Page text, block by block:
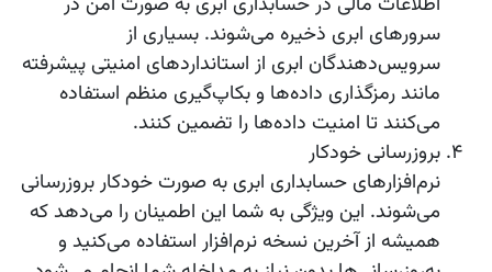
سرورهای ابری ذخیره می‌شوند. بسیاری از
سرویس‌دهندگان ابری از استانداردهای امنیتی پیشرفته
مانند رمزگذاری داده‌ها و بکاپ‌گیری منظم استفاده
می‌کنند تا امنیت داده‌ها را تضمین کنند.
بروزرسانی خودکار
نرم‌افزارهای حسابداری ابری به صورت خودکار بروزرسانی
می‌شوند. این ویژگی به شما این اطمینان را می‌دهد که
همیشه از آخرین نسخه نرم‌افزار استفاده می‌کنید و